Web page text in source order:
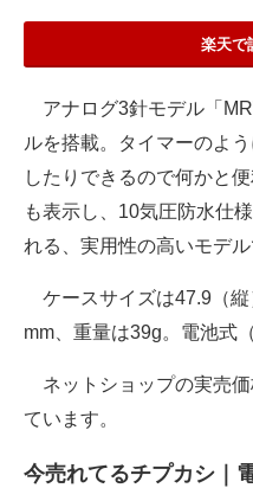
楽天で
アナログ3針モデル「
ルを搭載。タイマーのよ
したりできるので何かと
も表示し、10気圧防水仕
れる、実用性の高いモデル
ケースサイズは47.9（縦
mm、重量は39g。電池式
ネットショップの実売
ています。
今売れてるチプカシ｜